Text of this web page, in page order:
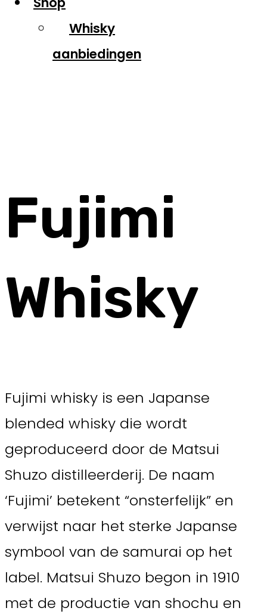
Whisky
aanbiedingen
Fujimi
Whisky
Fujimi whisky is een Japanse
blended whisky die wordt
geproduceerd door de Matsui
Shuzo distilleerderij. De naam
‘Fujimi’ betekent “onsterfelijk” en
verwijst naar het sterke Japanse
symbool van de samurai op het
label. Matsui Shuzo begon in 1910
met de productie van shochu en